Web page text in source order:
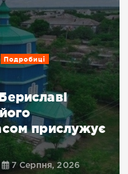
Подробиці
прислужує
7 Серпня, 2026